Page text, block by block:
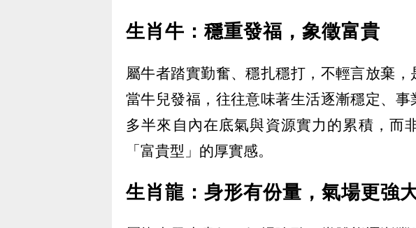
生肖牛：穩重發福，象徵富貴
屬牛者踏實勤奮、穩扎穩打，不輕言放棄，
當牛兒發福，往往意味著生活逐漸穩定、
多半來自內在底氣與資源實力的累積，而
「富貴型」的厚實感。
生肖龍：身形有份量，氣場更強